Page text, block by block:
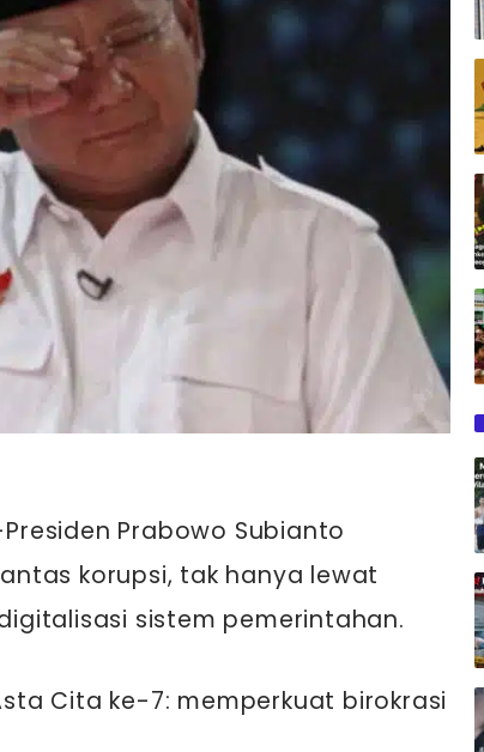
Prabowo Subianto
korupsi, tak hanya lewat
sistem pemerintahan.
Cita ke-7: memperkuat birokrasi